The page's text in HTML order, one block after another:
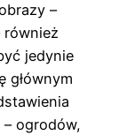
–
również
jedynie
głównym
ogrodów,